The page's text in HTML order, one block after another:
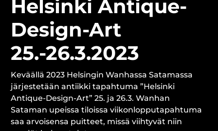
Helsinki Antique-
Design-Art
25.-26.3.2023
Keväällä 2023 Helsingin Wanhassa Satamassa
järjestetään antiikki tapahtuma ”Helsinki
Antique-Design-Art” 25. ja 26.3. Wanhan
Sataman upeissa tiloissa viikonlopputapahtuma
saa arvoisensa puitteet, missä viihtyvät niin